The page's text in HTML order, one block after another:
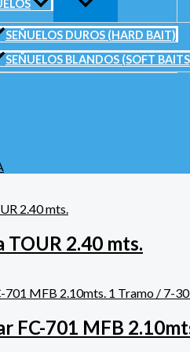
SEÑUELOS DUROS (HARD BAIT)
SEÑUELOS BLANDOS (SOFT
FE-GR400 4.00mts
TOUR 2.40 mts.
FC-701 MFB